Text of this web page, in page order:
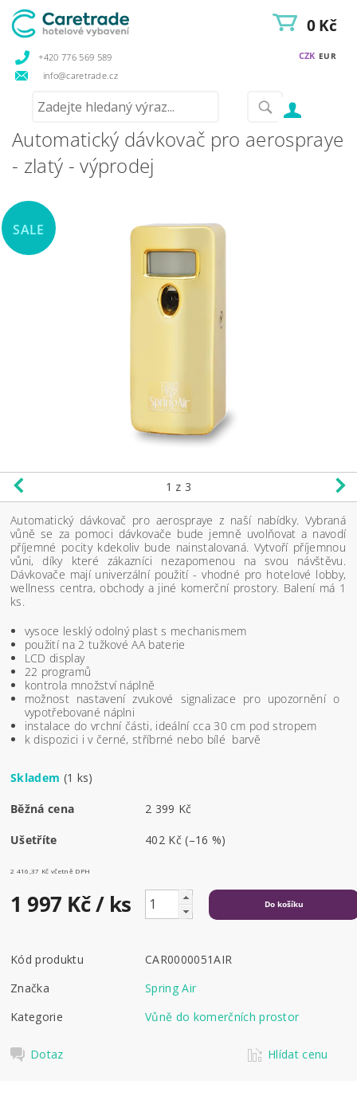
+420 776 569 589
info@caretrade.cz
CZK EUR
0 Kč
Automatický dávkovač pro aerospraye
- zlatý - výprodej
SALE
1 z 3
Automatický dávkovač pro aerospraye z naší nabídky. Vybraná
vůně se za pomoci dávkovače bude jemně uvolňovat a navodí
příjemné pocity kdekoliv bude nainstalovaná. Vytvoří příjemnou
vůni, díky které zákazníci nezapomenou na svou návštěvu.
Dávkovače mají univerzální použití - vhodné pro hotelové lobby,
wellness centra, obchody a jiné komerční prostory. Balení má 1
ks.
vysoce lesklý odolný plast s mechanismem
použití na 2 tužkové AA baterie
LCD display
22 programů
kontrola množství náplně
možnost nastavení zvukové signalizace pro upozornění o
vypotřebované náplni
instalace do vrchní části, ideální cca 30 cm pod stropem
k dispozici i v černé, stříbrné nebo bílé barvě
Skladem (1 ks)
Běžná cena 2 399 Kč
Ušetříte 402 Kč(–16 %)
2 416,37 Kč včetně DPH
1 997 Kč/ ks
Kód produktu
CAR0000051AIR
Značka
Spring Air
Kategorie
Vůně do komerčních prostor
Dotaz Hlídat cenu